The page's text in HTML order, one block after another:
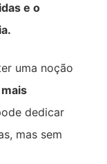
e o
uma noção
dedicar
mas sem